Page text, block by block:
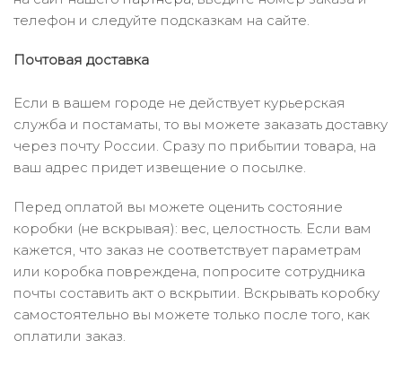
телефон и следуйте подсказкам на сайте.
Почтовая доставка
Если в вашем городе не действует курьерская
служба и постаматы, то вы можете заказать доставку
через почту России. Сразу по прибытии товара, на
ваш адрес придет извещение о посылке.
Перед оплатой вы можете оценить состояние
коробки (не вскрывая): вес, целостность. Если вам
кажется, что заказ не соответствует параметрам
или коробка повреждена, попросите сотрудника
почты составить акт о вскрытии. Вскрывать коробку
самостоятельно вы можете только после того, как
оплатили заказ.